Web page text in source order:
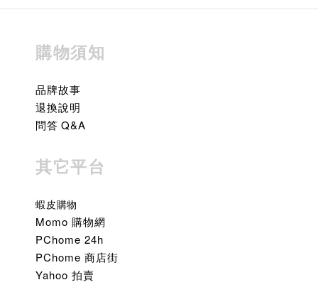
購物須知
品牌故事
退換說明
問答 Q&A
其它平台
蝦皮購物
Momo 購物網
PChome 24h
PChome 商店街
Yahoo 拍賣